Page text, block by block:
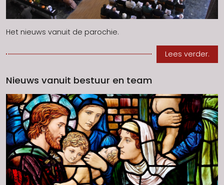
Het nieuws vanuit de parochie.
Lees verder.
Nieuws vanuit bestuur en team